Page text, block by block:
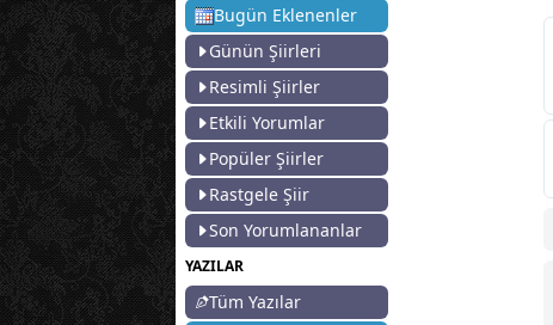
Bugün Eklenenler
Günün Şiirleri
Resimli Şiirler
Etkili Yorumlar
Popüler Şiirler
Rastgele Şiir
Son Yorumlananlar
YAZILAR
Tüm Yazılar